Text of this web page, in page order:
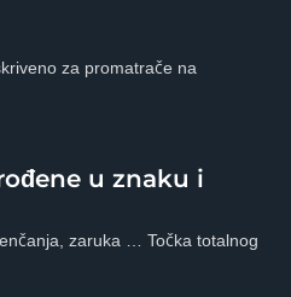
za promatrače na
u znaku i
zaruka … Točka totalnog